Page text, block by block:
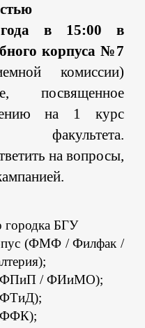
в 15:00 в
корпуса №7
комиссии)
посвященное
на 1 курс
факультета.
на вопросы,
городка БГУ
(ФМФ / Филфак /
/ ФИиМО);